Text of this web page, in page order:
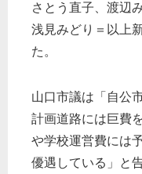
さとう直子、渡辺
浅見みどり＝以上
た。
山口市議は「自公
計画道路には巨費
や学校運営費には
優遇している」と告